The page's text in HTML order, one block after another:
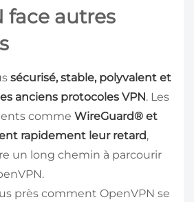
face autres
sécurisé, stable, polyvalent et
anciens protocoles VPN. Les
comme WireGuard® et
rapidement leur retard,
un long chemin à parcourir
près comment OpenVPN se